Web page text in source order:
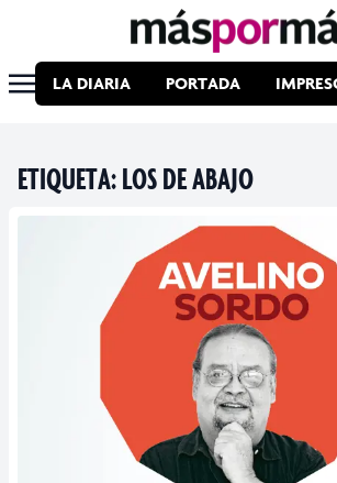
LA DIARIA PORTADA
ETIQUETA:LOS DE ABAJO